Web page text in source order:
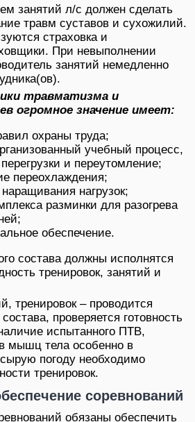
занятий л/с должен сделать
травм суставов и сухожилий.
страховка и
При невыполнении
занятий немедленно
травматизма и
огромное значение имеет:
охраны труда;
учебный процесс,
и переутомление;
переохлаждения;
нагрузок;
разминки для разогрева
обеспечение.
состава должны исполнятся
тренировок, занятий и
тренировок – проводится
проверяется готовность
испытанного ПТВ,
мышц тела особенно в
по­году необходимо
тренировок.
соревнований
обязаны обеспечить